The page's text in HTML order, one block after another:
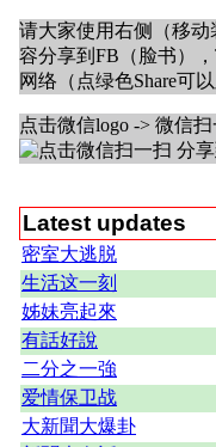
请大家使用右侧（移
容分享到FB（脸书）
网络（点绿色Share可
点击微信logo -> 微信
Latest updates
密室大逃脱
生活这一刻
姊妹亮起來
有話好說
二分之一強
爱情保卫战
大新聞大爆卦